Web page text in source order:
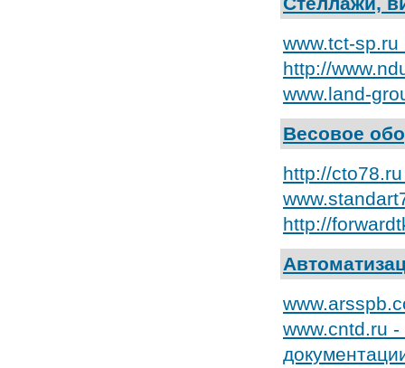
www.tct-sp.ru
http://
www.land-
Весовое
http://
http://
www.cntd.ru -